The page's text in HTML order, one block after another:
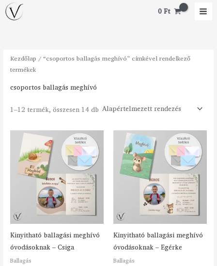
Skip
0Ft
MM
Kezdőlap / “csoportos ballagás meghívó” címkével rendelkező
termékek
csoportos ballagás meghívó
1–12 termék, összesen 14 db
Kinyitható ballagási meghívó
óvodásoknak – Csiga
Ballagás
Kinyitható ballagási meghívó
óvodásoknak – Egérke
Ballagás